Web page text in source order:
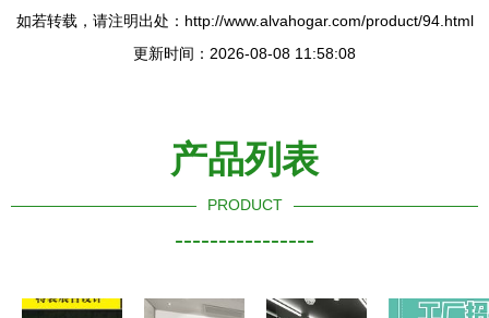
如若转载，请注明出处：http://www.alvahogar.com/product/94.html
更新时间：2026-08-08 11:58:08
产品列表
PRODUCT
----------------